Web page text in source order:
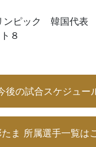
ピック 韓国代表
８
後の試合スケジュー
たま 所属選手一覧は